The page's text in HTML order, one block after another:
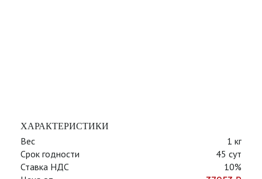
ХАРАКТЕРИСТИКИ
Вес
1 кг
Срок годности
45 сут
Ставка НДС
10%